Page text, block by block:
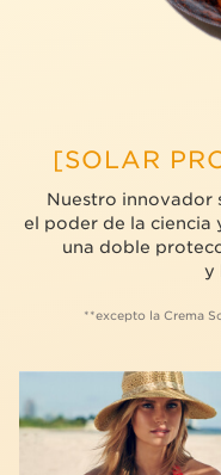
[SOLAR
Nuestro innovador
el poder de la ciencia
una doble
y
**excepto la Crema